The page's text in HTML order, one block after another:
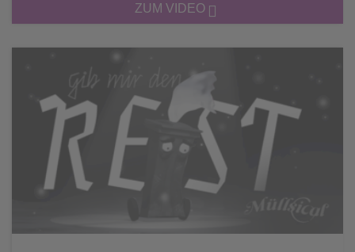
ZUM VIDEO